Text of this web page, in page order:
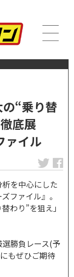
の“乗り替
底展
ァイル
を中心にした
ファイル』。
わり”を狙え」
勝負レース(予
もぜひご期待